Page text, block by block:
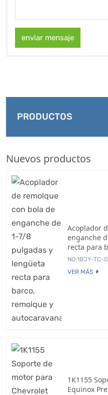
enviar mensaje
PRODUCTOS
Nuevos productos
Acoplador
enganche
recta para
NO:1BJY-
VER MÁS
1K1155
Equinox